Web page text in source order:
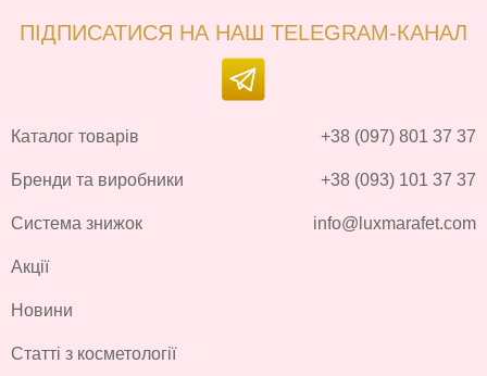
ПІДПИСАТИСЯ НА НАШ TELEGRAM-КАНАЛ
Каталог товарів
Бренди та виробники
Система знижок
Акції
Новини
Статті з косметології
+38 (097) 801 37 37
+38 (093) 101 37 37
info@luxmarafet.com